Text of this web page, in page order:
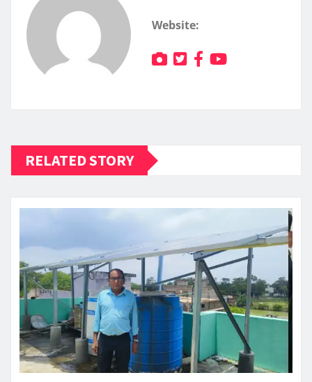
Website:
RELATED STORY